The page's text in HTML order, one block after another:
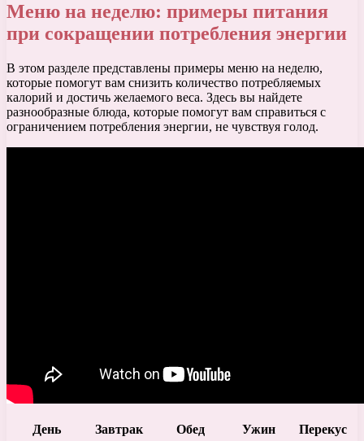
Меню на неделю: примеры питания
при сокращении потребления энергии
В этом разделе представлены примеры меню на неделю,
которые помогут вам снизить количество потребляемых
калорий и достичь желаемого веса. Здесь вы найдете
разнообразные блюда, которые помогут вам справиться с
ограничением потребления энергии, не чувствуя голод.
День Завтрак Обед Ужин Перекус